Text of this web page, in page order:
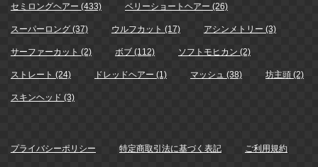
セミロングヘアー (433) ベリーショートヘアー (26)
スーパーロング (37) ウルフカット (17) アシンメトリー (3)
サーファーカット (2) ボブ (112) ソフトモヒカン (2)
ストレート (24) ドレッドヘアー (1) マッシュ (38) 坊主頭 (2)
スキンヘッド (3)
プライバシーポリシー 特定商取引法に基づく表記 ご利用規約